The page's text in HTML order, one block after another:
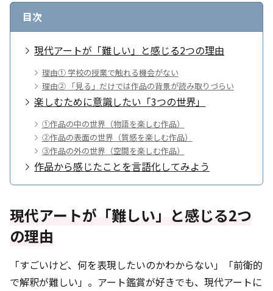
目次
現代アートが「難しい」と感じる2つの理由
理由① 学校の授業で触れる機会がない
理由② 「見る」だけでは作品の背景が読み取りづらい
楽しむために意識したい「3つの世界」
①作品の中の世界（物語を楽しむ作品）
②作品の表面の世界（質感を楽しむ作品）
③作品の外の世界（空間を楽しむ作品）
作品から感じたことを言語化してみよう
現代アートが「難しい」と感じる2つ
の理由
「すごいけど、何を表現したいのかわからない」「前衛的
で解釈が難しい」。アート鑑賞が好きでも、現代アートに